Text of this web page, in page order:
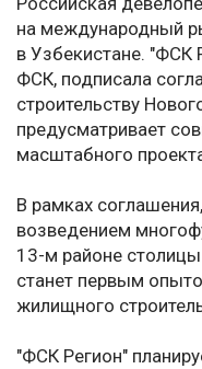
на международный
в Узбекистане. "ФСК
ФСК, подписала
строительству
предусматривает
масштабного
В рамках
возведением
13-м районе
станет первым
жилищного
"ФСК Регион"